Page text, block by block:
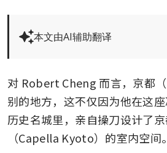
本文由AI辅助翻译
对 Robert Cheng 而言，京都
别的地方，这不仅因为他在这
历史名城里，亲自操刀设计了
（Capella Kyoto）的室内空间。